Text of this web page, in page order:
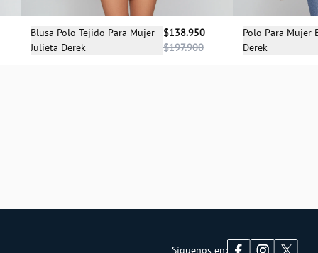
Selecciona una talla
Blusa Polo Tejido Para Mujer
Julieta Derek
$138.950
$197.900
Polo Para Mujer
Derek
Síguenos en: